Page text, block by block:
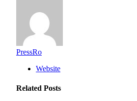
PressRo
Website
Related Posts